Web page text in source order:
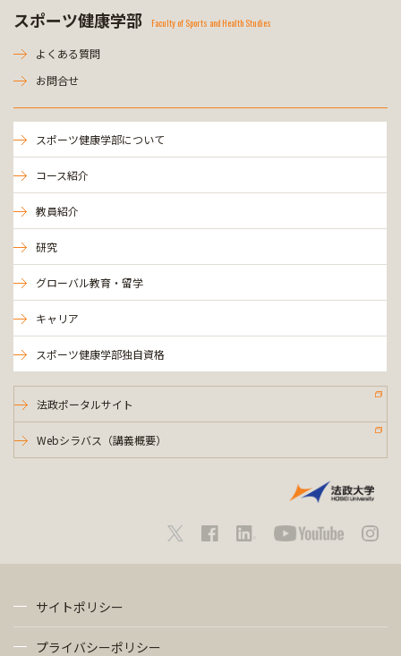
スポーツ健康学部 Faculty of Sports and Health Studies
よくある質問
お問合せ
スポーツ健康学部について
コース紹介
教員紹介
研究
グローバル教育・留学
キャリア
スポーツ健康学部独自資格
法政ポータルサイト
Webシラバス（講義概要）
サイトポリシー
プライバシーポリシー